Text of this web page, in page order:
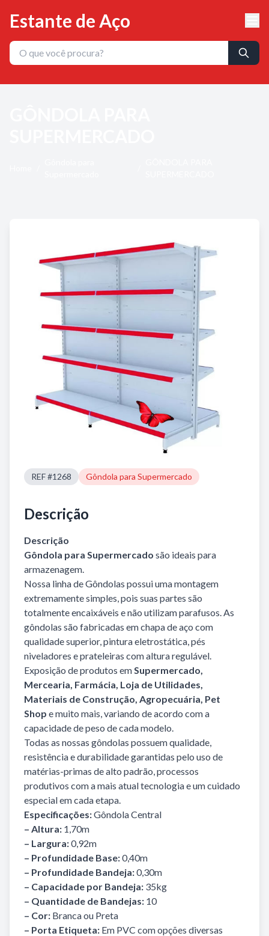
Estante de Aço
REF #1268 Gôndola para Supermercado
Descrição
Descrição
Gôndola para Supermercado são ideais para
armazenagem.
Nossa linha de Gôndolas possui uma montagem
extremamente simples, pois suas partes são
totalmente encaixáveis e não utilizam parafusos. As
gôndolas são fabricadas em chapa de aço com
qualidade superior, pintura eletrostática, pés
niveladores e prateleiras com altura regulável.
Exposição de produtos em Supermercado,
Mercearia, Farmácia, Loja de Utilidades,
Materiais de Construção, Agropecuária, Pet
Shop e muito mais, variando de acordo com a
capacidade de peso de cada modelo.
Todas as nossas gôndolas possuem qualidade,
resistência e durabilidade garantidas pelo uso de
matérias-primas de alto padrão, processos
produtivos com a mais atual tecnologia e um cuidado
especial em cada etapa.
Especificações:Gôndola Central
– Altura: 1,70m
– Largura:0,92m
– Profundidade Base:0,40m
– Profundidade Bandeja:0,30m
– Capacidade por Bandeja: 35kg
– Quantidade de Bandejas: 10
– Cor: Branca ou Preta
– Porta Etiqueta: Em PVC com opções diversas